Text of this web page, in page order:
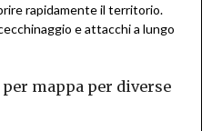
rapidamente il territorio.
e attacchi a lungo
mappa per diverse